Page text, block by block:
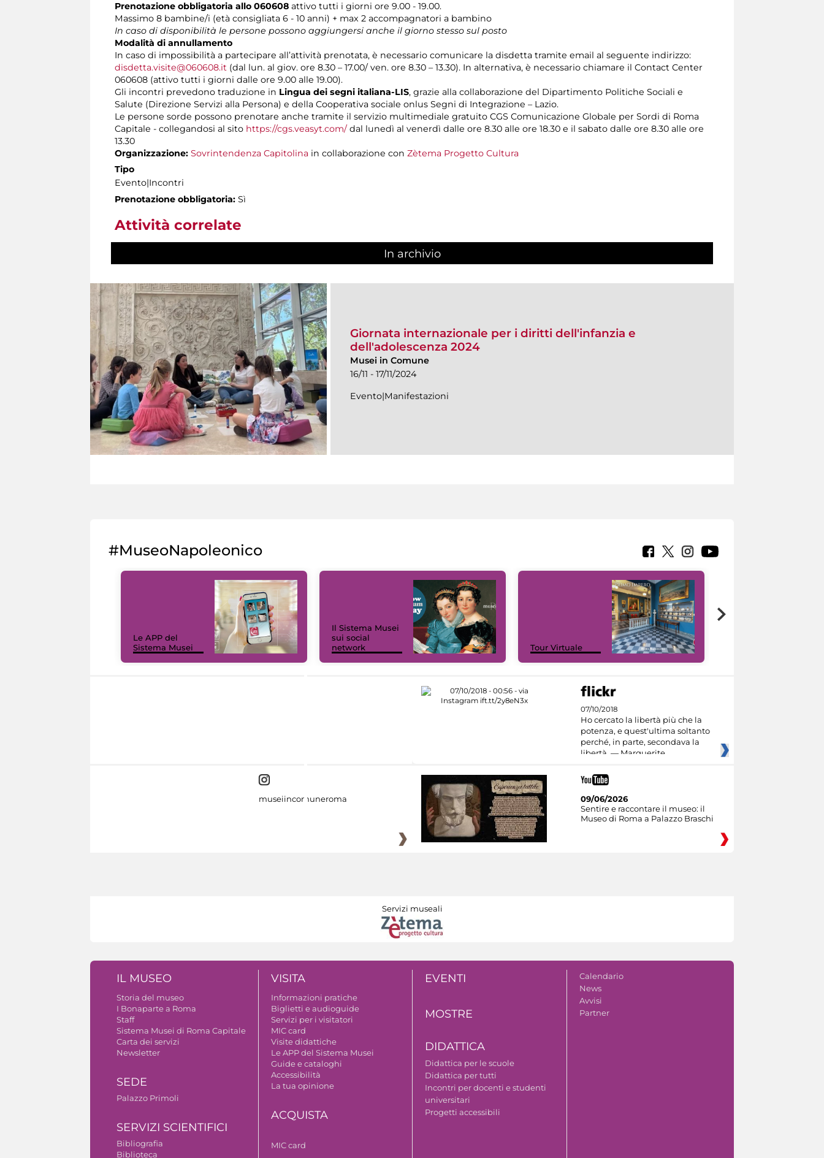
Prenotazione obbligatoria allo 060608 attivo tutti i giorni ore 9.00 - 19.00.
Massimo 8 bambine/i (età consigliata 6 - 10 anni) + max 2 accompagnatori a bambino
In caso di disponibilità le persone possono aggiungersi anche il giorno stesso sul posto
Modalità di annullamento
In caso di impossibilità a partecipare all’attività prenotata, è necessario comunicare la disdetta tramite email al seguente indirizzo:
disdetta.visite@060608.it (dal lun. al giov. ore 8.30 – 17.00/ ven. ore 8.30 – 13.30). In alternativa, è necessario chiamare il Contact Center
060608 (attivo tutti i giorni dalle ore 9.00 alle 19.00).
Gli incontri prevedono traduzione in Lingua dei segni italiana-LIS, grazie alla collaborazione del Dipartimento Politiche Sociali e
Salute (Direzione Servizi alla Persona) e della Cooperativa sociale onlus Segni di Integrazione – Lazio.
Le persone sorde possono prenotare anche tramite il servizio multimediale gratuito CGS Comunicazione Globale per Sordi di Roma
Capitale - collegandosi al sito https://cgs.veasyt.com/dal lunedì al venerdì dalle ore 8.30 alle ore 18.30 e il sabato dalle ore 8.30 alle ore
13.30
Organizzazione: Sovrintendenza Capitolina in collaborazione con Zètema Progetto Cultura
Tipo
Evento|Incontri
Prenotazione obbligatoria: Sì
Attività correlate
In archivio
Giornata internazionale per i diritti dell'infanzia e
dell'adolescenza 2024
Musei in Comune
16/11 - 17/11/2024
Evento|Manifestazioni
#MuseoNapoleonico
Le APP del
Sistema Musei
Il Sistema Musei
sui social
network
Tour Virtuale
07/10/2018
Ho cercato la libertà più che la
potenza, e quest'ultima soltanto
perché, in parte, secondava la
libertà. — Marguerite
museiincomuneroma
09/06/2026
Sentire e raccontare il museo: il
Museo di Roma a Palazzo Braschi
Servizi museali
IL MUSEO
Storia del museo
I Bonaparte a Roma
Staff
Sistema Musei di Roma Capitale
Carta dei servizi
Newsletter
SEDE
Palazzo Primoli
SERVIZI SCIENTIFICI
Bibliografia
Biblioteca
VISITA
Informazioni pratiche
Biglietti e audioguide
Servizi per i visitatori
MIC card
Visite didattiche
Le APP del Sistema Musei
Guide e cataloghi
Accessibilità
La tua opinione
ACQUISTA
MIC card
EVENTI
MOSTRE
DIDATTICA
Didattica per le scuole
Didattica per tutti
Incontri per docenti e studenti
universitari
Progetti accessibili
Calendario
News
Avvisi
Partner